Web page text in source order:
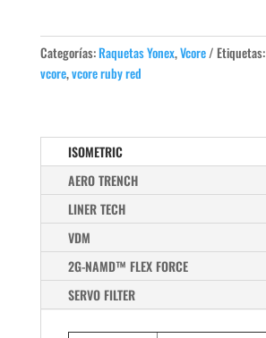
Categorías:Raquetas Yonex,Vcore Etiquetas:
vcore,vcore ruby red
ISOMETRIC
AERO TRENCH
LINER TECH
VDM
2G-NAMD™ FLEX FORCE
SERVO FILTER